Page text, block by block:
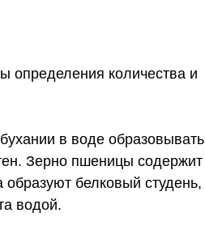
определения количества и
в воде образовывать
Зерно пшеницы содержит
белковый студень,
водой.